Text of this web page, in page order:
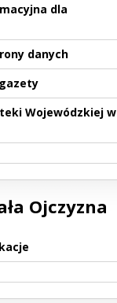
dla
danych
Wojewódzkiej w
Ojczyzna